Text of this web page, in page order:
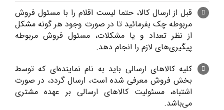
قبل از ارسال کالا، حتما لیست اقلام را با مسئول فروش
مربوطه چک بفرمائید تا در صورت وجود هر گونه مشکل
از نظر تعداد و یا مشکلات، مسئول فروش مربوطه
پیگیری‌های لازم را انجام دهد.
کلیه کالاهای ارسالی باید به نام نماینده‌ای که توسط
بخش فروش معرفی شده است، ارسال گردد، در صورت
اشتباه، مسئولیت کالاهای ارسالی بر عهده مشتری
می‌باشد.